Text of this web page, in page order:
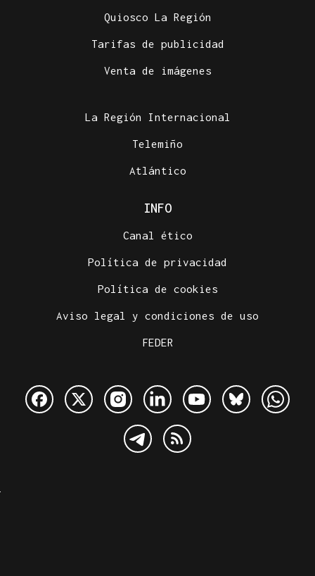
Quiosco La Región
Tarifas de publicidad
Venta de imágenes
La Región Internacional
Telemiño
Atlántico
INFO
Canal ético
Política de privacidad
Política de cookies
Aviso legal y condiciones de uso
FEDER